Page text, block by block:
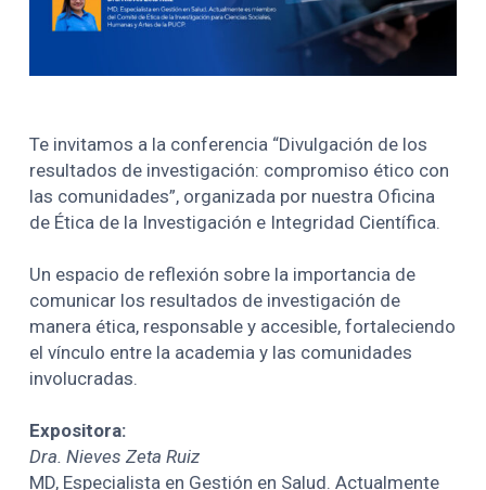
Te invitamos a la conferencia “Divulgación de los
resultados de investigación: compromiso ético con
las comunidades”, organizada por nuestra Oficina
de Ética de la Investigación e Integridad Científica.
Un espacio de reflexión sobre la importancia de
comunicar los resultados de investigación de
manera ética, responsable y accesible, fortaleciendo
el vínculo entre la academia y las comunidades
involucradas.
Expositora:
Dra. Nieves Zeta Ruiz
MD, Especialista en Gestión en Salud. Actualmente